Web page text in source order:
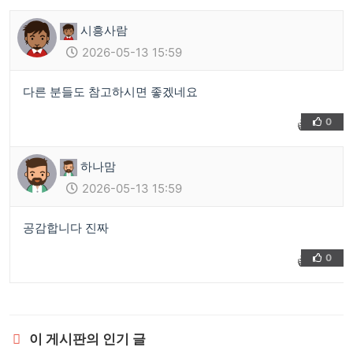
시흥사람
2026-05-13 15:59
다른 분들도 참고하시면 좋겠네요
👍 ❤️
0
하나맘
2026-05-13 15:59
공감합니다 진짜
👍 ❤️
0
이 게시판의 인기 글